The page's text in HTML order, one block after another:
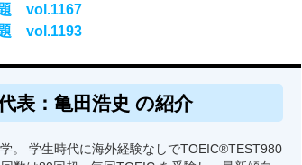
題 vol.1167
題 vol.1193
表：亀田浩史 の紹介
。 学生時代に海外経験なしでTOEIC®TEST980